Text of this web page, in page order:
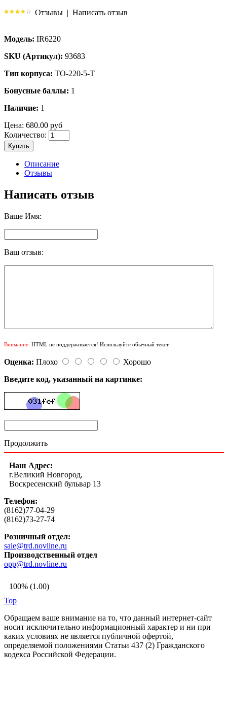
Отзывы | Написать отзыв
Модель: IR6220
SKU (Артикул): 93683
Тип корпуса: TO-220-5-T
Бонусные баллы: 1
Наличие: 1
Цена: 680.00 руб
Количество:
Купить
Описание
Отзывы
Написать отзыв
Ваше Имя:
Ваш отзыв:
Внимание: HTML не поддерживается! Используйте обычный текст.
Оценка: Плохо
Хорошо
Введите код, указанный на картинке:
Продолжить
Наш Адрес:
г.Великий Новгород,
Воскресенский бульвар 13
Телефон:
(8162)77-04-29
(8162)73-27-74
Розничный отдел:
sale@trd.novline.ru
Производственный отдел
opp@trd.novline.ru
100% (1.00)
Top
Обращаем ваше внимание на то, что данный интернет-сайт
носит исключительно информационный характер и ни при
каких условиях не является публичной офертой,
определяемой положениями Статьи 437 (2) Гражданского
кодекса Российской Федерации.